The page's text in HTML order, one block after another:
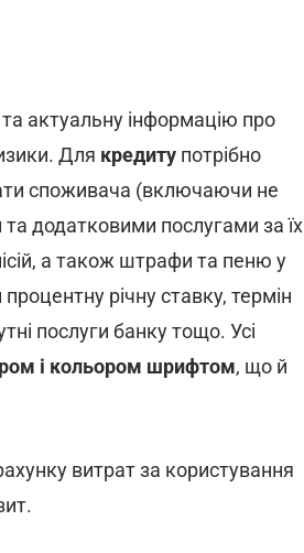
актуальну інформацію про
Для кредиту потрібно
споживача (включаючи не
та додатковими послугами за їх
а також штрафи та пеню у
річну ставку, термін
послуги банку тощо. Усі
і кольором шрифтом, що й
витрат за користування